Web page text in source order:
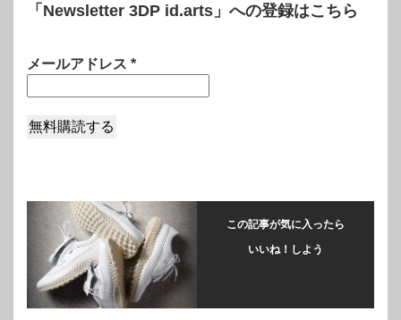
「Newsletter 3DP id.arts」への登録はこちら
メールアドレス *
この記事が気に入ったら
いいね！しよう